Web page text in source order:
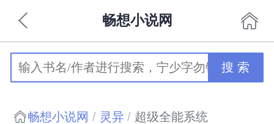
畅想小说网
搜 索
畅想小说网 灵异 超级全能系统